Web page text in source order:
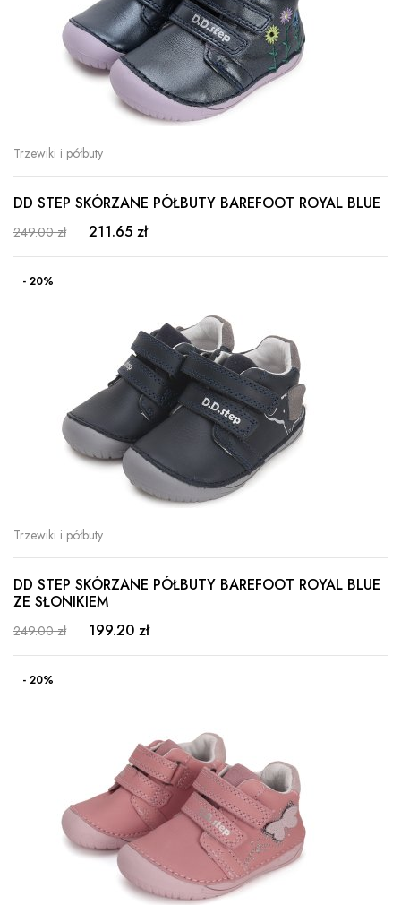
Trzewiki i półbuty
DD STEP SKÓRZANE PÓŁBUTY BAREFOOT ROYAL BLUE
249.00 zł 211.65 zł
- 20%
Trzewiki i półbuty
DD STEP SKÓRZANE PÓŁBUTY BAREFOOT ROYAL BLUE
ZE SŁONIKIEM
249.00 zł 199.20 zł
- 20%